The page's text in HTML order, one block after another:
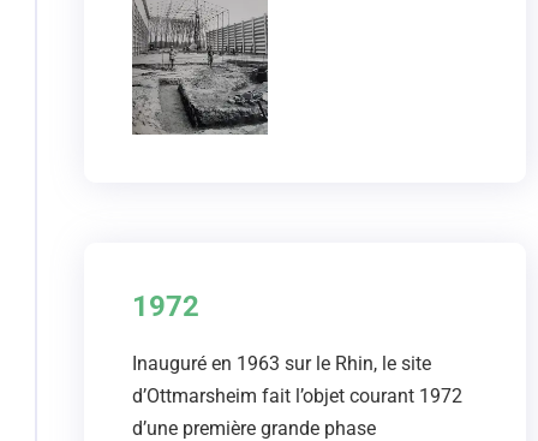
1972
Inauguré en 1963 sur le Rhin, le site
d’Ottmarsheim fait l’objet courant 1972
d’une première grande phase